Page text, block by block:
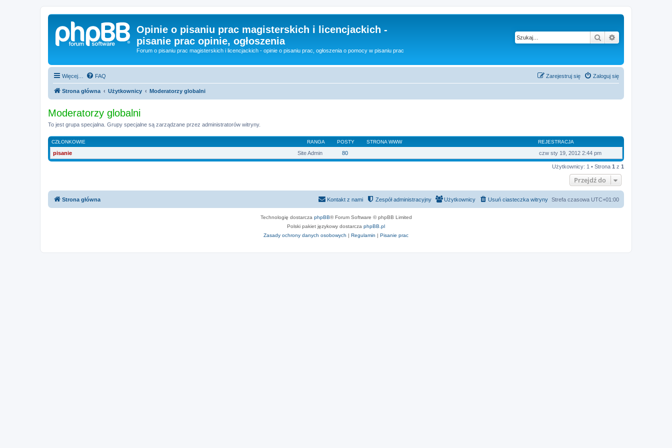
Opinie o pisaniu prac magisterskich i licencjackich -
pisanie prac opinie, ogłoszenia
Forum o pisaniu prac magisterskich i licencjackich - opinie o pisaniu prac, ogłoszenia o pomocy w pisaniu prac
Szukaj
Więcej… FAQ Zaloguj się
Zarejestruj się
Strona główna Użytkownicy Moderatorzy globalni
Moderatorzy globalni
To jest grupa specjalna. Grupy specjalne są zarządzane przez administratorów witryny.
RANGA
CZŁONKOWIE POSTY STRONA WWW REJESTRACJA
Site Admin
pisanie 80 czw sty 19, 2012 2:44 pm
Użytkownicy: 1 • Strona 1 z 1
Przejdź do
Strona główna Strefa czasowa UTC+01:00
Usuń ciasteczka witryny
Użytkownicy
Zespół administracyjny
Kontakt z nami
Technologię dostarcza phpBB® Forum Software © phpBB Limited
Polski pakiet językowy dostarcza phpBB.pl
Zasady ochrony danych osobowych | Regulamin | Pisanie prac